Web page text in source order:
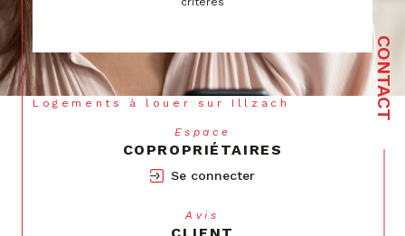
CONTACT
Logements à louer sur Illzach
Espace
COPROPRIÉTAIRES
Se connecter
Avis